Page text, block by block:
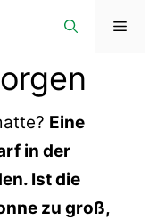
Eine
in der
Ist die
zu groß,